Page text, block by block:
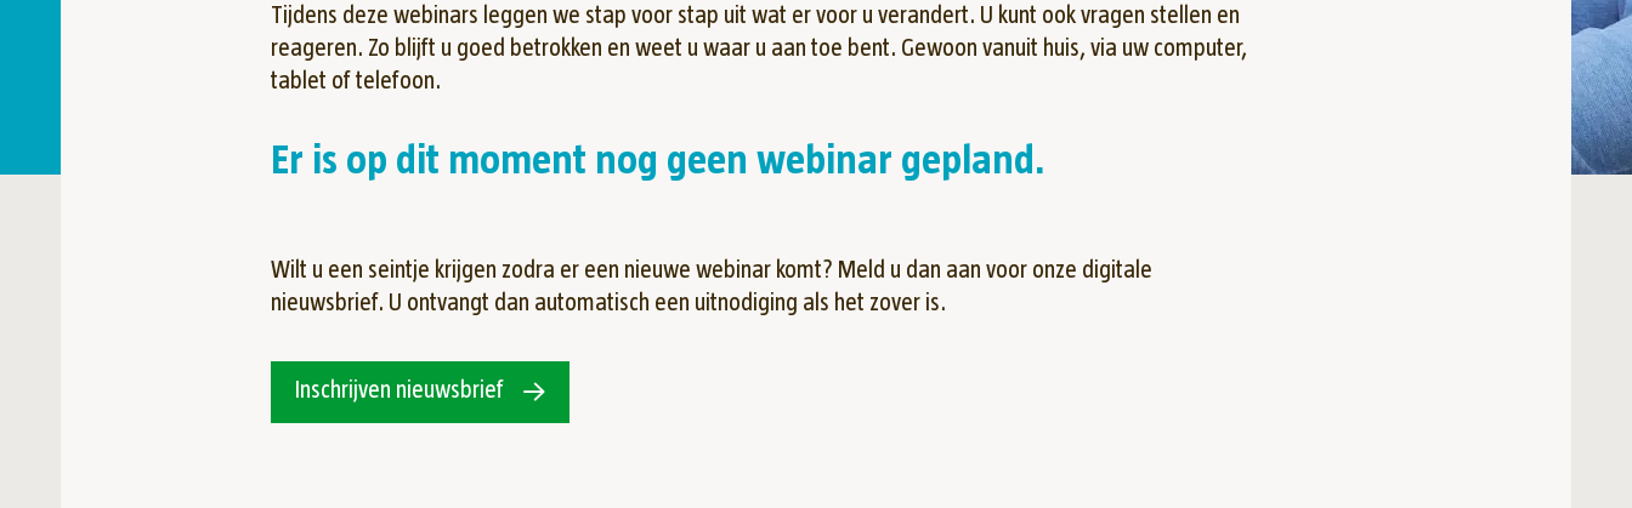
Tijdens deze webinars leggen we stap voor stap uit wat er voor u verandert. U kunt ook vragen stellen en
reageren. Zo blijft u goed betrokken en weet u waar u aan toe bent. Gewoon vanuit huis, via uw computer,
tablet of telefoon.
Er is op dit moment nog geen webinar gepland.
Wilt u een seintje krijgen zodra er een nieuwe webinar komt? Meld u dan aan voor onze digitale
nieuwsbrief. U ontvangt dan automatisch een uitnodiging als het zover is.
Inschrijven nieuwsbrief